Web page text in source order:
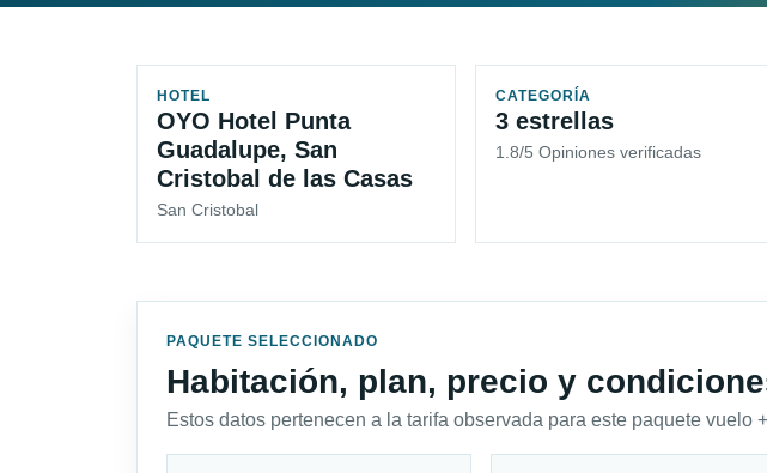
HOTEL
OYO Hotel Punta
Guadalupe, San
Cristobal de las Casas
San Cristobal
CATEGORÍA
3 estrellas
1.8/5 Opiniones verificadas
PAQUETE SELECCIONADO
Habitación, plan, precio y
Estos datos pertenecen a la tarifa observada para este paquete vuelo